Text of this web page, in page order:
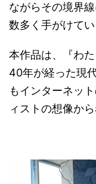
ながらその境界
数多く手がけてい
本作品は、『わ
40年が経った現
もインターネッ
ィストの想像か